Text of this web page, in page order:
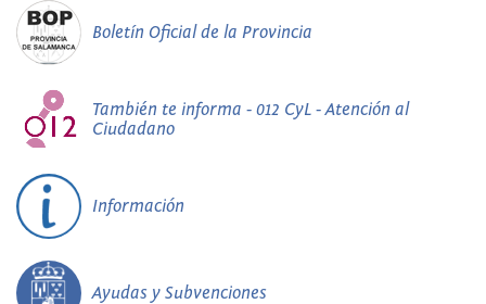
Boletín Oficial de la Provincia
También te informa - 012 CyL - Atención al
Ciudadano
Información
Ayudas y Subvenciones